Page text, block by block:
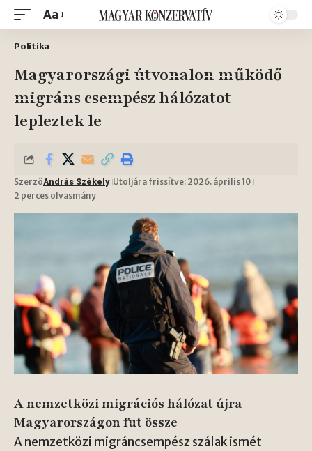
Aa
Politika
Magyarországi útvonalon működő
migráns csempész hálózatot
lepleztek le
SzerzőAndrás Székely Utoljára frissítve: 2026. április 10
2 perces olvasmány
A nemzetközi migrációs hálózat újra
Magyarországon fut össze
A nemzetközi migráncsempész szálak ismét